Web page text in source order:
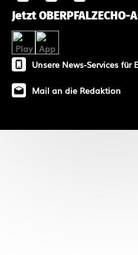
Jetzt
Unsere News-Services für
Mail an die Redaktion